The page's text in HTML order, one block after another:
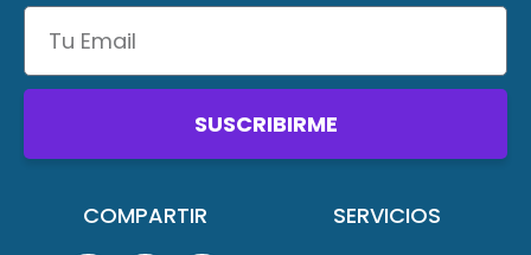
SUSCRIBIRME
COMPARTIR SERVICIOS